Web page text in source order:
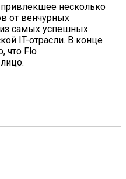
несколько
от венчурных
из самых успешных
IT-отрасли. В конце
что Flo